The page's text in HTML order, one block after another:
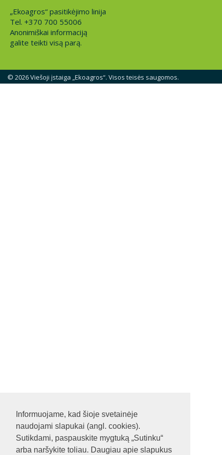
Informuojame, kad šioje svetainėje
naudojami slapukai (angl. cookies).
Sutikdami, paspauskite mygtuką „Sutinku“
arba naršykite toliau. Daugiau apie slapukus
„Ekoagros“ pasitikėjimo linija
Tel. +370 700 55006
Anonimiškai informaciją
galite teikti visą parą.
© 2026 Viešoji įstaiga „Ekoagros“. Visos teisės saugomos.